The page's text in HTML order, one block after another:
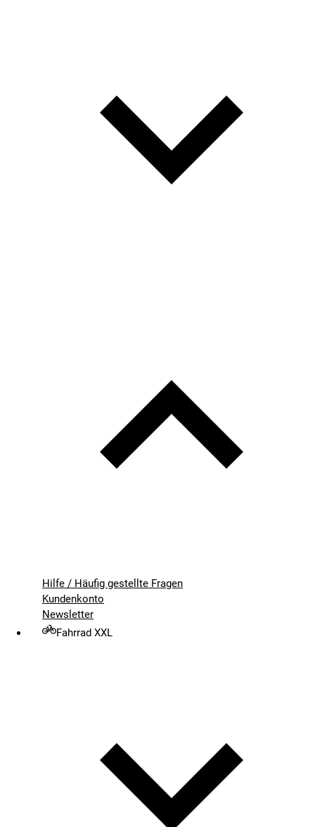
Hilfe / Häufig gestellte Fragen
Kundenkonto
Newsletter
Fahrrad XXL